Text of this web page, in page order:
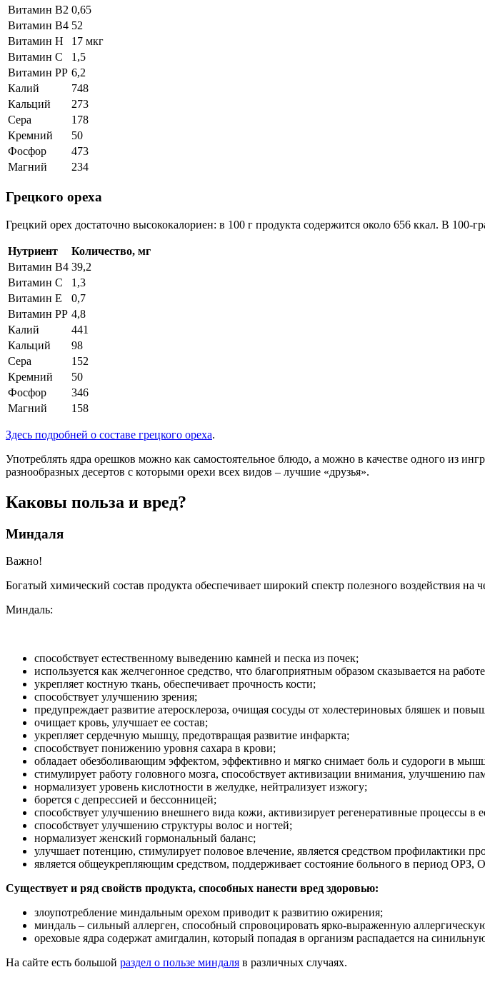
Витамин В2 0,65
Витамин В4 52
Витамин Н
17 мкг
Витамин С
1,5
Витамин РР 6,2
Калий
748
Кальций
273
Сера
178
Кремний
50
Фосфор
473
Магний
234
Грецкого ореха
Грецкий орех достаточно высококалориен: в 100 г продукта содержится около 656 ккал. В
Нутриент
Количество, мг
Витамин В4 39,2
Витамин С
1,3
Витамин Е
0,7
Витамин РР 4,8
Калий
441
Кальций
98
Сера
152
Кремний
50
Фосфор
346
Магний
158
Здесь подробней о составе грецкого ореха.
Употреблять ядра орешков можно как самостоятельное блюдо, а можно в качестве одного из
разнообразных десертов с которыми орехи всех видов – лучшие «друзья».
Каковы польза и вред?
Миндаля
Важно!
Богатый химический состав продукта обеспечивает широкий спектр полезного воздействия на
Миндаль:
способствует естественному выведению камней и песка из почек;
используется как желчегонное средство, что благоприятным образом сказывается на
укрепляет костную ткань, обеспечивает прочность кости;
способствует улучшению зрения;
предупреждает развитие атеросклероза, очищая сосуды от холестериновых бляшек и
очищает кровь, улучшает ее состав;
укрепляет сердечную мышцу, предотвращая развитие инфаркта;
способствует понижению уровня сахара в крови;
обладает обезболивающим эффектом, эффективно и мягко снимает боль и судороги в
стимулирует работу головного мозга, способствует активизации внимания, улучшению
нормализует уровень кислотности в желудке, нейтрализует изжогу;
борется с депрессией и бессонницей;
способствует улучшению внешнего вида кожи, активизирует регенеративные процессы в
способствует улучшению структуры волос и ногтей;
нормализует женский гормональный баланс;
улучшает потенцию, стимулирует половое влечение, является средством профилактики
является общеукрепляющим средством, поддерживает состояние больного в период ОРЗ,
Существует и ряд свойств продукта, способных нанести вред здоровью:
злоупотребление миндальным орехом приводит к развитию ожирения;
миндаль – сильный аллерген, способный спровоцировать ярко-выраженную
ореховые ядра содержат амигдалин, который попадая в организм распадается на
На сайте есть большой раздел о пользе миндаля в различных случаях.